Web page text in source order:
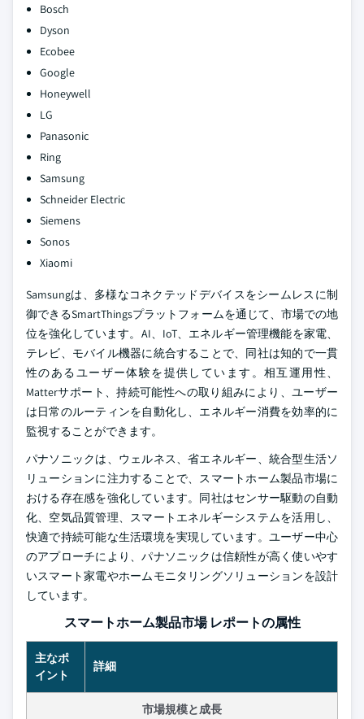
Bosch
Dyson
Ecobee
Google
Honeywell
LG
Panasonic
Ring
Samsung
Schneider Electric
Siemens
Sonos
Xiaomi
Samsungは、多様なコネクテッドデバイスをシームレスに制
御できるSmartThingsプラットフォームを通じて、市場での地
位を強化しています。AI、IoT、エネルギー管理機能を家電、
テレビ、モバイル機器に統合することで、同社は知的で一貫
性のあるユーザー体験を提供しています。相互運用性、
Matterサポート、持続可能性への取り組みにより、ユーザー
は日常のルーティンを自動化し、エネルギー消費を効率的に
監視することができます。
パナソニックは、ウェルネス、省エネルギー、統合型生活ソ
リューションに注力することで、スマートホーム製品市場に
おける存在感を強化しています。同社はセンサー駆動の自動
化、空気品質管理、スマートエネルギーシステムを活用し、
快適で持続可能な生活環境を実現しています。ユーザー中心
のアプローチにより、パナソニックは信頼性が高く使いやす
いスマート家電やホームモニタリングソリューションを設計
しています。
スマートホーム製品市場 レポートの属性
主なポ
イント
詳細
市場規模と成長